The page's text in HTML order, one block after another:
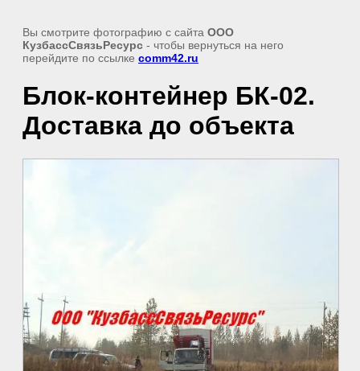
Вы смотрите фотографию с сайта ООО
КузбассСвязьРесурс - чтобы вернуться на него
перейдите по ссылке comm42.ru
Блок-контейнер БК-02.
Доставка до объекта